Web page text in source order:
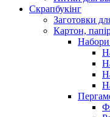
Скрапбукінг
Заготовки
Картон,